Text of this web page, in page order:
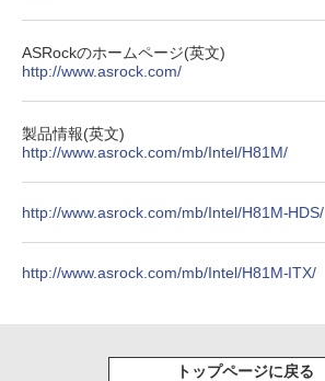
ASRockのホームページ(英文)
http://www.asrock.com/
製品情報(英文)
http://www.asrock.com/mb/Intel/H81M/
http://www.asrock.com/mb/Intel/H81M-HDS/
http://www.asrock.com/mb/Intel/H81M-ITX/
トップページに戻る